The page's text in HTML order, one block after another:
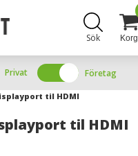
Sök Korg
Privat Företag
til HDMI
til HDMI